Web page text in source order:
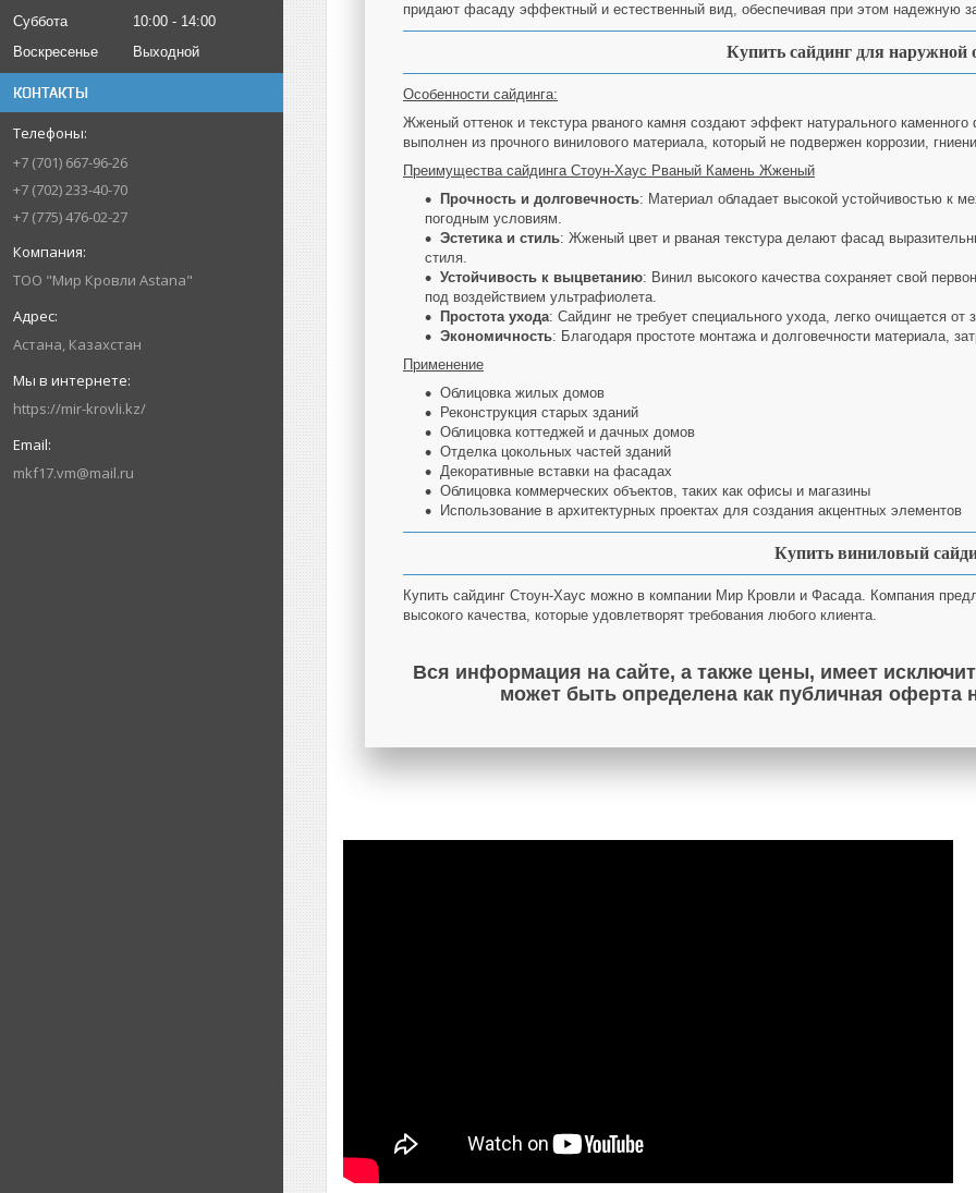
Суббота
10:00
14:00
Воскресенье
Выходной
КОНТАКТЫ
+7 (701) 667-96-26
+7 (702) 233-40-70
+7 (775) 476-02-27
ТОО "Мир Кровли Astana"
Астана, Казахстан
https://mir-krovli.kz/
mkf17.vm@mail.ru
придают фасаду эффектный и естественный вид, обеспечивая при этом надежную
Купить сайдинг для наружной
Особенности сайдинга:
Жженый оттенок и текстура рваного камня создают эффект натурального
выполнен из прочного винилового материала, который не подвержен коррозии,
Преимущества сайдинга Стоун-Хаус Рваный Камень Жженый
Прочность и долговечность: Материал обладает высокой устойчивостью к
погодным условиям.
Эстетика и стиль: Жженый цвет и рваная текстура делают фасад
стиля.
Устойчивость к выцветанию: Винил высокого качества сохраняет свой
под воздействием ультрафиолета.
Простота ухода: Сайдинг не требует специального ухода, легко очищается от
Экономичность: Благодаря простоте монтажа и долговечности материала,
Применение
Облицовка жилых домов
Реконструкция старых зданий
Облицовка коттеджей и дачных домов
Отделка цокольных частей зданий
Декоративные вставки на фасадах
Облицовка коммерческих объектов, таких как офисы и магазины
Использование в архитектурных проектах для создания акцентных элементов
Купить виниловый
Купить сайдинг Стоун-Хаус можно в компании Мир Кровли и Фасада. Компания
высокого качества, которые удовлетворят требования любого клиента.
Вся информация на сайте, а также цены, имеет
может быть определена как публичная оферта